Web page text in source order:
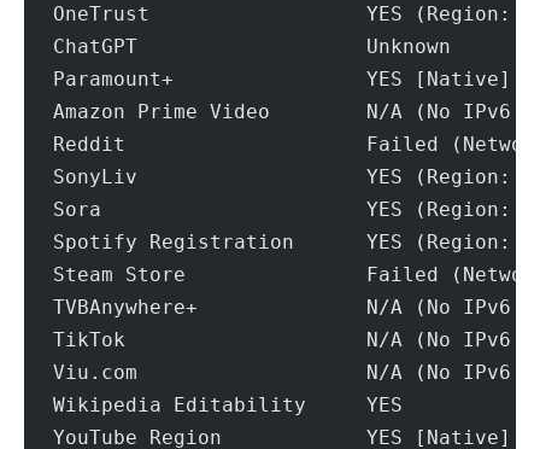
OneTrust                  YES (Region: US
ChatGPT                   Unknown
Paramount+                YES [Native]
Amazon Prime Video        N/A (No IPv6
Reddit                    Failed (Network
SonyLiv                   YES (Region:
Sora                      YES (Region:
Spotify Registration      YES (Region:
Steam Store               Failed (Network
TVBAnywhere+              N/A (No IPv6
TikTok                    N/A (No IPv6
Viu.com                   N/A (No IPv6
Wikipedia Editability     YES
YouTube Region            YES [Native]